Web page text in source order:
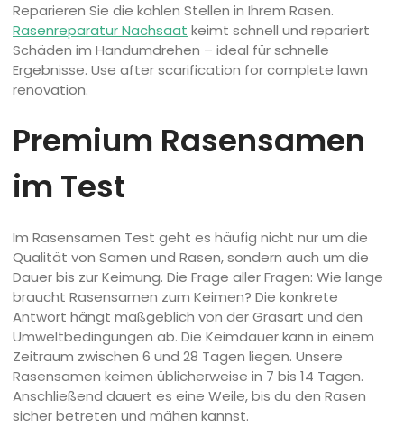
Reparieren Sie die kahlen Stellen in Ihrem Rasen.
Rasenreparatur Nachsaat keimt schnell und repariert
Schäden im Handumdrehen – ideal für schnelle
Ergebnisse. Use after scarification for complete lawn
renovation.
Premium Rasensamen
im Test
Im Rasensamen Test geht es häufig nicht nur um die
Qualität von Samen und Rasen, sondern auch um die
Dauer bis zur Keimung. Die Frage aller Fragen: Wie lange
braucht Rasensamen zum Keimen? Die konkrete
Antwort hängt maßgeblich von der Grasart und den
Umweltbedingungen ab. Die Keimdauer kann in einem
Zeitraum zwischen 6 und 28 Tagen liegen. Unsere
Rasensamen keimen üblicherweise in 7 bis 14 Tagen.
Anschließend dauert es eine Weile, bis du den Rasen
sicher betreten und mähen kannst.